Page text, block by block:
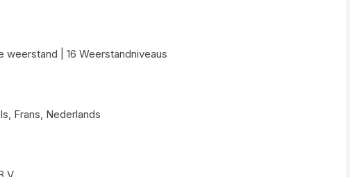
weerstand | 16 Weerstandniveaus
Frans, Nederlands